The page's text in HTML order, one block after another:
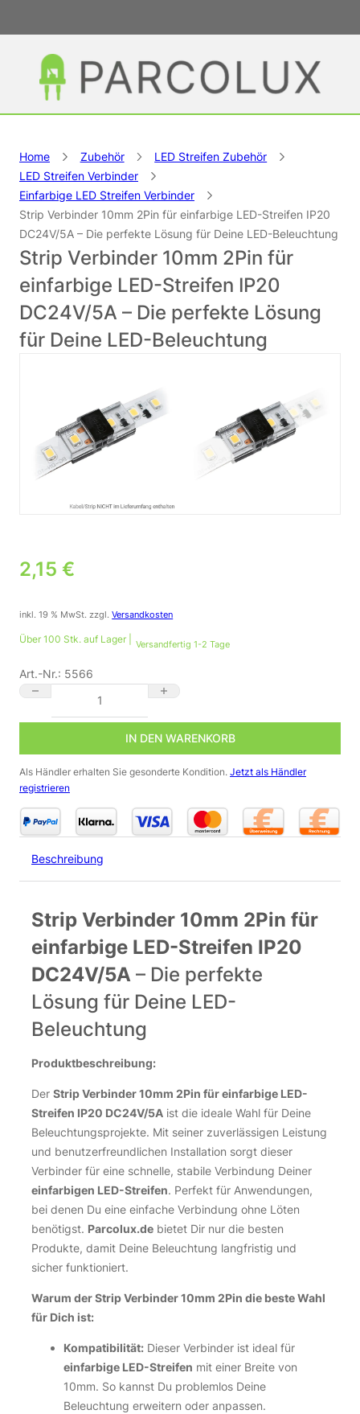
Home Zubehör
LED Streifen Zubehör
LED Streifen Verbinder
Einfarbige LED Streifen Verbinder
Strip Verbinder 10mm 2Pin für einfarbige LED-Streifen IP20
DC24V/5A – Die perfekte Lösung für Deine LED-Beleuchtung
Strip Verbinder 10mm 2Pin für
einfarbige LED-Streifen IP20
DC24V/5A – Die perfekte Lösung
für Deine LED-Beleuchtung
2,15 €
inkl. 19 % MwSt. zzgl.Versandkosten
Über 100 Stk. auf Lager | Versandfertig 1-2 Tage
Art.-Nr.: 5566
Strip Verbinder 10mm 2Pin für einfarbige LED-Streifen IP20
IN DEN WARENKORB
Als Händler erhalten Sie gesonderte Kondition. Jetzt als Händler
registrieren
Beschreibung
Strip Verbinder 10mm 2Pin für
einfarbige LED-Streifen IP20
DC24V/5A – Die perfekte
Lösung für Deine LED-
Beleuchtung
Produktbeschreibung:
Der Strip Verbinder 10mm 2Pin für einfarbige LED-
Streifen IP20 DC24V/5A ist die ideale Wahl für Deine
Beleuchtungsprojekte. Mit seiner zuverlässigen Leistung
und benutzerfreundlichen Installation sorgt dieser
Verbinder für eine schnelle, stabile Verbindung Deiner
einfarbigen LED-Streifen. Perfekt für Anwendungen,
bei denen Du eine einfache Verbindung ohne Löten
benötigst. Parcolux.de bietet Dir nur die besten
Produkte, damit Deine Beleuchtung langfristig und
sicher funktioniert.
Warum der Strip Verbinder 10mm 2Pin die beste Wahl
für Dich ist:
Kompatibilität: Dieser Verbinder ist ideal für
einfarbige LED-Streifen mit einer Breite von
10mm. So kannst Du problemlos Deine
Beleuchtung erweitern oder anpassen.